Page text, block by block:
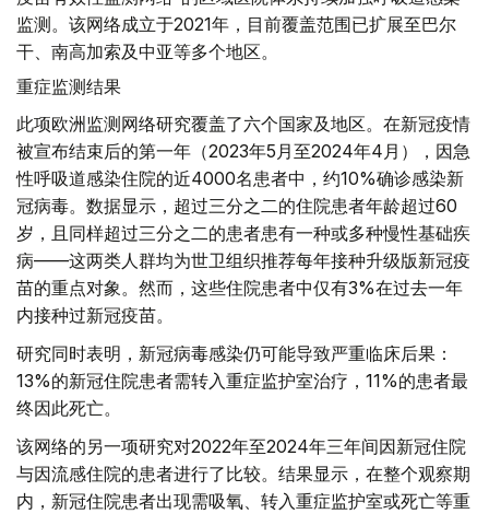
监测。该网络成立于2021年，目前覆盖范围已扩展至巴尔
干、南高加索及中亚等多个地区。
重症监测结果
此项欧洲监测网络研究覆盖了六个国家及地区。在新冠疫情
被宣布结束后的第一年（2023年5月至2024年4月），因急
性呼吸道感染住院的近4000名患者中，约10%确诊感染新
冠病毒。数据显示，超过三分之二的住院患者年龄超过60
岁，且同样超过三分之二的患者患有一种或多种慢性基础疾
病——这两类人群均为世卫组织推荐每年接种升级版新冠疫
苗的重点对象。然而，这些住院患者中仅有3%在过去一年
内接种过新冠疫苗。
研究同时表明，新冠病毒感染仍可能导致严重临床后果：
13%的新冠住院患者需转入重症监护室治疗，11%的患者最
终因此死亡。
该网络的另一项研究对2022年至2024年三年间因新冠住院
与因流感住院的患者进行了比较。结果显示，在整个观察期
内，新冠住院患者出现需吸氧、转入重症监护室或死亡等重